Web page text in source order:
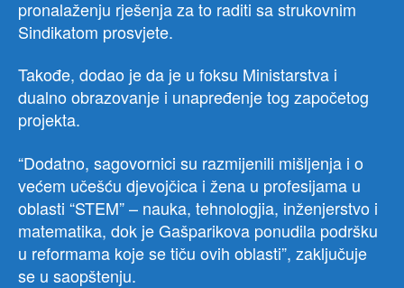
pronalaženju rješenja za to raditi sa strukovnim
Sindikatom prosvjete.
Takođe, dodao je da je u foksu Ministarstva i
dualno obrazovanje i unapređenje tog započetog
projekta.
“Dodatno, sagovornici su razmijenili mišljenja i o
većem učešću djevojčica i žena u profesijama u
oblasti “STEM” – nauka, tehnologjia, inženjerstvo i
matematika, dok je Gašparikova ponudila podršku
u reformama koje se tiču ovih oblasti”, zaključuje
se u saopštenju.